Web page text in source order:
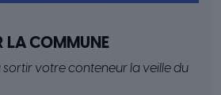
LA COMMUNE
sortir votre conteneur la veille du